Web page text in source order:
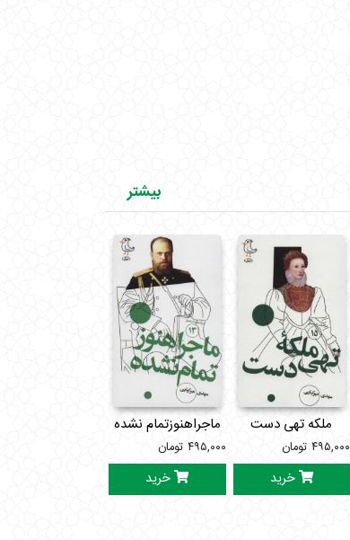
بیشتر
ملکه تهی دست
۴۹۵,۰۰۰ تومان
خرید
ماجراهنوزتمام نشده
۴۹۵,۰۰۰ تومان
خرید